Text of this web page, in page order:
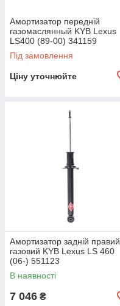
Амортизатор передній
газомаслянный KYB Lexus
LS400 (89-00) 341159
Під замовлення
Ціну уточнюйте
Амортизатор задній правий
газовий KYB Lexus LS 460
(06-) 551123
В наявності
7 046 ₴